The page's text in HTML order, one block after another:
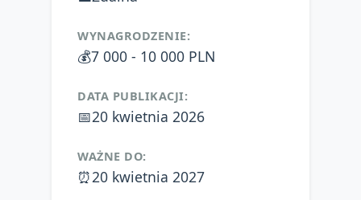
WYNAGRODZENIE:
💰7 000 - 10 000 PLN
DATA PUBLIKACJI:
📅20 kwietnia 2026
WAŻNE DO:
⏰20 kwietnia 2027